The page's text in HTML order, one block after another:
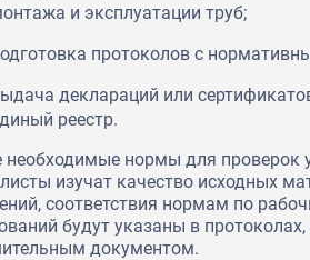
и эксплуатации труб;
протоколов с
деклараций или
реестр.
необходимые нормы для проверок
изучат качество исходных
соответствия нормам по
будут указаны в
документом.